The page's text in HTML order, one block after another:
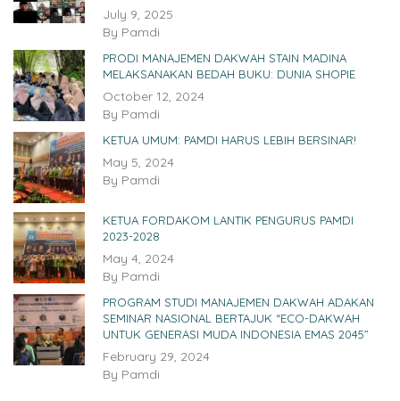
July 9, 2025
By Pamdi
PRODI MANAJEMEN DAKWAH STAIN MADINA
MELAKSANAKAN BEDAH BUKU: DUNIA SHOPIE
October 12, 2024
By Pamdi
KETUA UMUM: PAMDI HARUS LEBIH BERSINAR!
May 5, 2024
By Pamdi
KETUA FORDAKOM LANTIK PENGURUS PAMDI
2023-2028
May 4, 2024
By Pamdi
PROGRAM STUDI MANAJEMEN DAKWAH ADAKAN
SEMINAR NASIONAL BERTAJUK “ECO-DAKWAH
UNTUK GENERASI MUDA INDONESIA EMAS 2045”
February 29, 2024
By Pamdi